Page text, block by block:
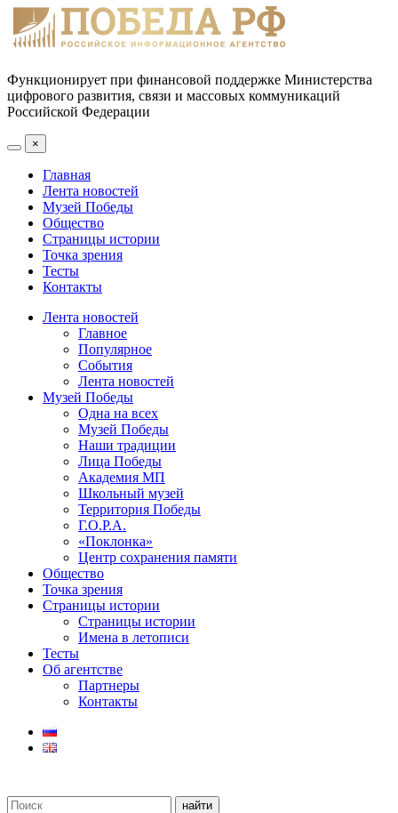
Функционирует при финансовой поддержке Министерства
цифрового развития, связи и массовых коммуникаций
Российской Федерации
×
Главная
Лента новостей
Музей Победы
Общество
Страницы истории
Точка зрения
Тесты
Контакты
Лента новостей
Главное
Популярное
События
Лента новостей
Музей Победы
Одна на всех
Музей Победы
Наши традиции
Лица Победы
Академия МП
Школьный музей
Территория Победы
Г.О.Р.А.
«Поклонка»
Центр сохранения памяти
Общество
Точка зрения
Страницы истории
Страницы истории
Имена в летописи
Тесты
Об агентстве
Партнеры
Контакты